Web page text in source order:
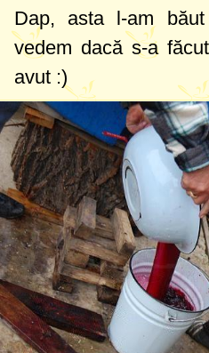
Dap, asta l-am
vedem dacă s-a
avut :)